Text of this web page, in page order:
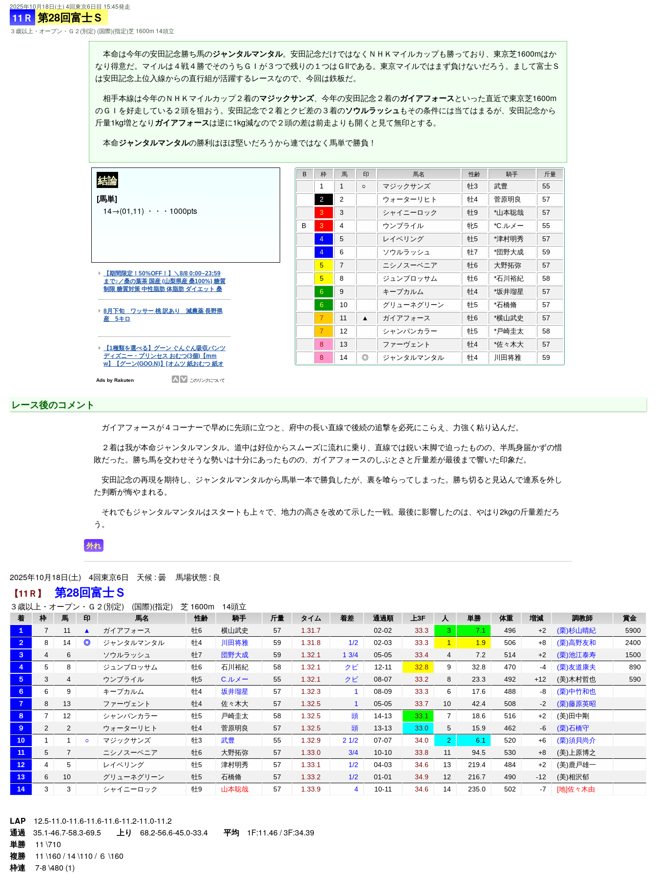
2025年10月18日(土) 4回東京6日目 15:45発走
11Ｒ 第28回富士Ｓ
３歳以上・オープン・Ｇ２(別定) (国際)(指定)芝 1600m 14頭立
本命は今年の安田記念勝ち馬のジャンタルマンタル。安田記念だけではなくＮＨＫマイルカップも勝っており、東京芝1600mはか
なり得意だ。マイルは４戦４勝でそのうちＧＩが３つで残りの１つはＧIIである。東京マイルではまず負けないだろう。まして富士Ｓ
は安田記念上位入線からの直行組が活躍するレースなので、今回は鉄板だ。
相手本線は今年のＮＨＫマイルカップ２着のマジックサンズ、今年の安田記念２着のガイアフォースといった直近で東京芝1600m
のＧＩを好走している２頭を狙おう。安田記念で２着とクビ差の３着のソウルラッシュもその条件には当てはまるが、安田記念から
斤量1kg増となり ガイアフォースは逆に1kg減なので２頭の差は前走よりも開くと見て無印とする。
本命ジャンタルマンタルの勝利はほぼ堅いだろうから連ではなく馬単で勝負！
結論
[馬単]
14→(01,11) ・・・1000pts
B 枠 馬 印 馬名 性齢 騎手
斤量
1
1 ○ マジックサンズ 牡3 武豊
55
2
2 ウォーターリヒト 牡4 菅原明良
57
3
3 シャイニーロック 牡9 *山本聡哉
57
B
3 4 ウンブライル 牝5 *C.ルメー
55
4
5 レイベリング 牡5 *津村明秀
57
4
6 ソウルラッシュ 牡7 *団野大成
59
5
7 ニシノスーベニア 牡6 大野拓弥
57
5
8 ジュンブロッサム 牡6 *石川裕紀
58
6
9 キープカルム 牡4 *坂井瑠星
57
6
10 グリューネグリーン 牡5 *石橋脩
57
7
11 ▲ ガイアフォース 牡6 *横山武史
57
7
12 シャンパンカラー 牡5 *戸崎圭太
58
8
13 ファーヴェント 牡4 *佐々木大
57
8
14 ◎ ジャンタルマンタル 牡4 川田将雅 59
レース後のコメント
ガイアフォースが４コーナーで早めに先頭に立つと、府中の長い直線で後続の追撃を必死にこらえ、力強く粘り込んだ。
２着は我が本命ジャンタルマンタル。道中は好位からスムーズに流れに乗り、直線では鋭い末脚で迫ったものの、半馬身届かずの惜
敗だった。勝ち馬を交わせそうな勢いは十分にあったものの、ガイアフォースのしぶとさと斤量差が最後まで響いた印象だ。
安田記念の再現を期待し、ジャンタルマンタルから馬単一本で勝負したが、裏を喰らってしまった。勝ち切ると見込んで連系を外し
た判断が悔やまれる。
それでもジャンタルマンタルはスタートも上々で、地力の高さを改めて示した一戦。最後に影響したのは、やはり2kgの斤量差だろ
う。
外れ
2025年10月18日(土) 4回東京6日 天候 : 曇 馬場状態 : 良
【11Ｒ】 第28回富士Ｓ
３歳以上・オープン・Ｇ２(別定) (国際)(指定) 芝 1600m 14頭立
着 枠 馬 印 馬名 性齢 騎手 斤量 タイム 着差 通過順 上3F 人 単勝 体重 増減 調教師
賞金
１
7 11 ▲ ガイアフォース 牡6 横山武史 57 1.31.7 02-02 33.3 3 7.1 496 +2 (栗)杉山晴紀
5900
２
8 14 ◎ ジャンタルマンタル 牡4 川田将雅 59 1.31.8 1/2 02-03 33.3 1 1.9 506 +8 (栗)高野友和
2400
３
4 6 ソウルラッシュ 牡7 団野大成 59 1.32.1 1 3/4 05-05 33.4 4 7.2 514 +2 (栗)池江泰寿
1500
４
5 8 ジュンブロッサム 牡6 石川裕紀 58 1.32.1 クビ 12-11 32.8 9 32.8 470 -4 (栗)友道康夫
890
５
3 4 ウンブライル 牝5 C.ルメー 55 1.32.1 クビ 08-07 33.2 8 23.3 492 +12 (美)木村哲也
590
６
6 9 キープカルム 牡4 坂井瑠星 57 1.32.3 1 08-09 33.3 6 17.6 488 -8
(栗)中竹和也
７
8 13 ファーヴェント 牡4 佐々木大 57 1.32.5 1 05-05 33.7 10 42.4 508 -2
(栗)藤原英昭
８
7 12 シャンパンカラー 牡5 戸崎圭太 58 1.32.5 頭 14-13 33.1 7 18.6 516 +2
(美)田中剛
９
2 2 ウォーターリヒト 牡4 菅原明良 57 1.32.5 頭 13-13 33.0 5 15.9 462 -6
(栗)石橋守
10
1 1 ○ マジックサンズ 牡3 武豊 55 1.32.9 2 1/2 07-07 34.0 2 6.1 520 +6
(栗)須貝尚介
11
5 7 ニシノスーベニア 牡6 大野拓弥 57 1.33.0 3/4 10-10 33.8 11 94.5 530 +8
(美)上原博之
12
4 5 レイベリング 牡5 津村明秀 57 1.33.1 1/2 04-03 34.6 13 219.4 484 +2
(美)鹿戸雄一
13
6 10 グリューネグリーン 牡5 石橋脩 57 1.33.2 1/2 01-01 34.9 12 216.7 490 -12
(美)相沢郁
14
3 3 シャイニーロック 牡9 山本聡哉 57 1.33.9 4 10-11 34.6 14 235.0 502 -7 [地]佐々木由
LAP 12.5-11.0-11.6-11.6-11.6-11.2-11.0-11.2
通過 35.1-46.7-58.3-69.5 上り 68.2-56.6-45.0-33.4 平均 1F:11.46 / 3F:34.39
単勝
11 \710
複勝
11 \160 / 14 \110 / ６ \160
枠連
7-8 \480 (1)